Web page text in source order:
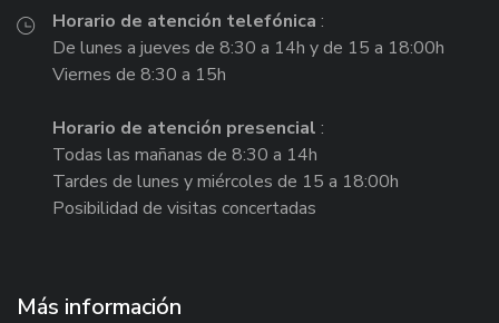
Horario de atención telefónica :
De lunes a jueves de 8:30 a 14h y de 15 a 18:00h
Viernes de 8:30 a 15h
Horario de atención presencial :
Todas las mañanas de 8:30 a 14h
Tardes de lunes y miércoles de 15 a 18:00h
Posibilidad de visitas concertadas
Más información